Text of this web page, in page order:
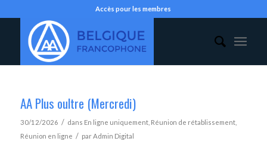
Accès pour les membres
AA Plus oultre (Mercredi)
30/12/2026 / dans En ligne uniquement, Réunion de rétablissement,
Réunion en ligne / parAdmin Digital